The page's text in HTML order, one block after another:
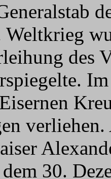
Weltkrieg
des
30.